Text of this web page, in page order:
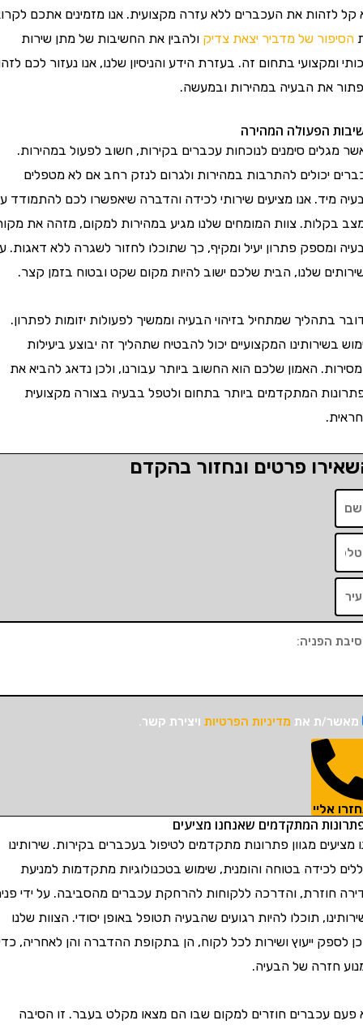
לזהות את העכברים ללא עזרה מקצועית. אנו מזמינים אתכם לקרוא
של מדביר יצאת צדיקולהבין את החשיבות של מתן שירות
ומקצועי בתחום זה. בעזרת הידע והניסיון שלנו, אנו נעזור לכם לזהות
את הבעיה במהירות ובמעשה.
הפעולה המהירה
מגלים סימנים לנוכחות עכברים בקירות, חשוב לפעול במהירות.
יכולים להתרבות במהירות ולגרום לנזק רחב אם לא מטפלים
מיד. אנו מציעים שירותי לכידה והדברה שיאפשרו לכם להתמודד עם
בקלות. צוות המומחים שלנו מגיע במהירות למקום, מזהה את מקור
ומספק פתרון יעיל ומקיף, כך שתוכלו לחזור לשגרה ללא דאגות. עם
שלנו, הבית שלכם ישוב להיות מקום שקט ובטוח בזמן קצר.
בתהליך שמתחיל בזיהוי הבעיה וממשיך לפעולות יזומות לפתרון.
בשירותינו המקצועיים יכול להבטיח שתהליך זה יבוצע ביעילות
האמון שלכם הוא החשוב ביותר עבורנו, ולכן נדאג להביא את
המתקדמים ביותר בתחום ולטפל בבעיה בצורה מקצועית
פרטים ונחזור בהקדם
ת אתמדיניות הפרטיותויצירת קשר.
אליי
המתקדמים שאנחנו מציעים
מגוון פתרונות מתקדמים לטיפול בעכברים בקירות. שירותינו
לכידה בטוחה והומנית, שימוש בטכנולוגיות מתקדמות למניעת
חוזרת, והדרכה ללקוחות להרחקת עכברים מהסביבה. על ידי פניה
תוכלו להיות רגועים שהבעיה תטופל באופן יסודי. הצוות שלנו
לספק ייעוץ ושירות לכל לקוח, הן בתקופת ההדברה והן לאחריה, כדי
חזרה של הבעיה.
עכברים חוזרים למקום שבו הם מצאו מקלט בעבר. זו הסיבה